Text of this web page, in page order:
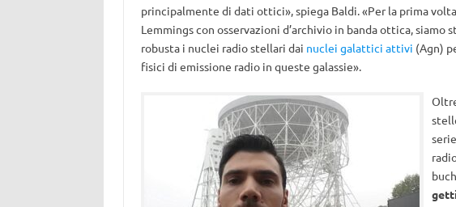
principalmente di dati ottici», spiega Baldi. «Per la prima
Lemmings con osservazioni d’archivio in banda ottica, siamo
robusta i nuclei radio stellari dai nuclei galattici attivi (Agn)
fisici di emissione radio in queste galassie».